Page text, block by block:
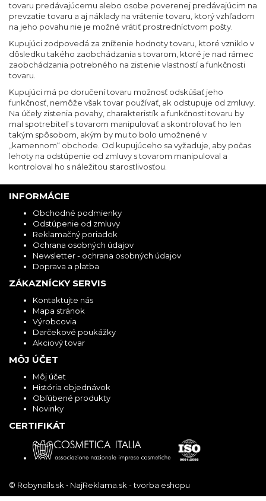
tovaru predávajúcemu alebo osobe poverenej predávajúcim na
prevzatie tovaru a aj náklady na vrátenie tovaru, ktorý vzhľadom
na jeho povahu nie je možné vrátiť prostredníctvom pošty.
Kupujúci zodpovedá za zníženie hodnoty tovaru, ktoré vzniklo v
dôsledku takého zaobchádzania s tovarom, ktoré je nad rámec
zaobchádzania potrebného na zistenie vlastností a funkčnosti
tovaru.
Kupujúci má po doručení tovaru možnosť odskúšať jeho
funkčnosť, nemôže však tovar používať, ak odstupuje od zmluvy.
Na účely zistenia povahy, charakteristík a funkčnosti tovaru by
mal spotrebiteľ s tovarom manipulovať a skontrolovať ho len
takým spôsobom, akým by mu to bolo umožnené v
„kamennom“ obchode. Od kupujúceho sa vyžaduje, aby počas
lehoty na odstúpenie od zmluvy s tovarom manipuloval a
kontroloval ho s náležitou starostlivosťou.
INFORMÁCIE
Obchodné podmienky
Odstúpenie od zmluvy
Reklamačný poriadok
Ochrana osobných údajov
Newsletter - ochrana osobných údajov
Doprava a platba
ZÁKAZNÍCKY SERVIS
Kontaktujte nás
Mapa stránok
Výrobcovia
Darčekové poukážky
Akciový tovar
MÔJ ÚČET
Môj účet
História objednávok
Obľúbené produkty
Novinky
CERTIFIKÁT
© Robynails.sk • NajReklama.sk - tvorba eshopu